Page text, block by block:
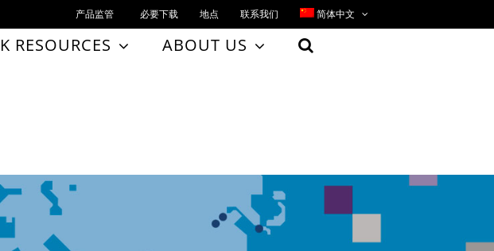
产品监管 必要下载 地点 联系我们 简体中文
RESOURCES ABOUT US